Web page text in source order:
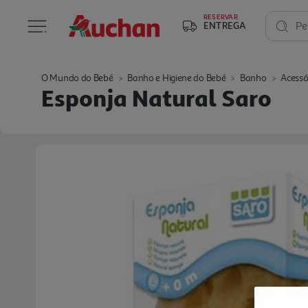
RESERVAR
ENTREGA
O Mundo do Bebé Banho e Higiene do Bebé Banho
Esponja Natural Saro